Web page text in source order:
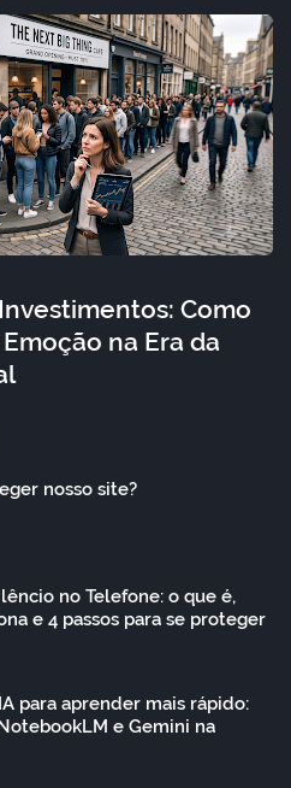
Como
na Era da
nosso site?
no Telefone: o que é,
e 4 passos para se proteger
para aprender mais rápido:
e Gemini na